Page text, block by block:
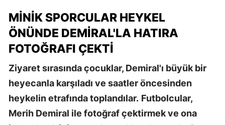
MINIK SPORCULAR HEYKEL
ÖNÜNDE DEMIRAL'LA HATIRA
FOTOĞRAFI ÇEKTI
Ziyaret sırasında çocuklar, Demiral'ı büyük bir
heyecanla karşıladı ve saatler öncesinden
heykelin etrafında toplandılar. Futbolcular,
Merih Demiral ile fotoğraf çektirmek ve ona